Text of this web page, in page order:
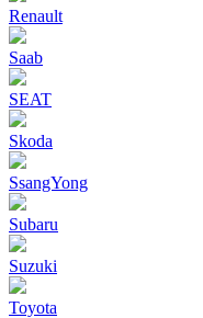
Renault
Saab
SEAT
Skoda
SsangYong
Subaru
Suzuki
Toyota